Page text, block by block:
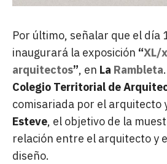
Por último, señalar que el día
inaugurará la exposición “XL/
arquitectos”, en La Rambleta
Colegio Territorial de
comisariada por el arquitecto
Esteve, el objetivo de la
relación entre el arquitecto y
diseño.